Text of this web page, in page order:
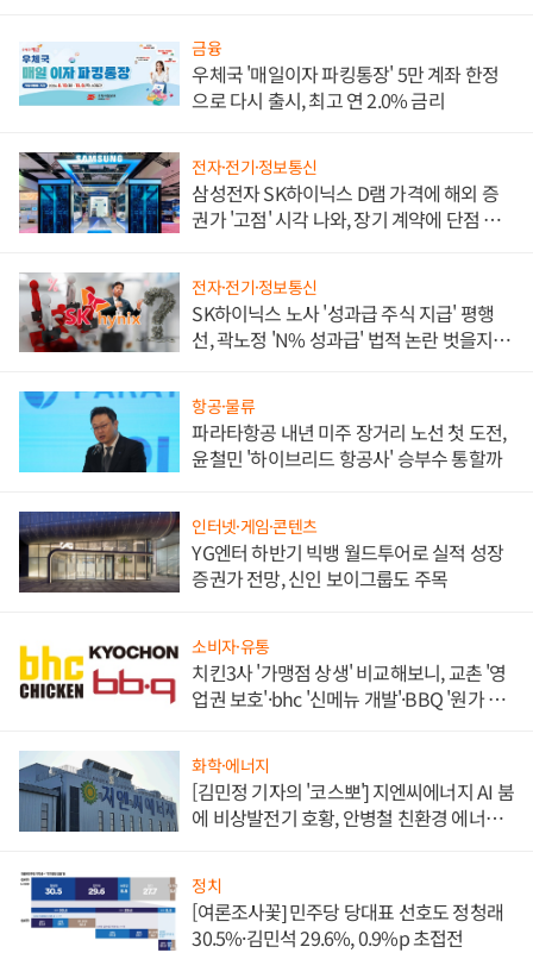
금융
우체국 '매일이자 파킹통장' 5만 계좌 한정
으로 다시 출시, 최고 연 2.0% 금리
전자·전기·정보통신
삼성전자 SK하이닉스 D램 가격에 해외 증
권가 '고점' 시각 나와, 장기 계약에 단점 부
전자·전기·정보통신
SK하이닉스 노사 '성과급 주식 지급' 평행
선, 곽노정 'N% 성과급' 법적 논란 벗을지 주
항공·물류
파라타항공 내년 미주 장거리 노선 첫 도전,
윤철민 '하이브리드 항공사' 승부수 통할까
인터넷·게임·콘텐츠
YG엔터 하반기 빅뱅 월드투어로 실적 성장
증권가 전망, 신인 보이그룹도 주목
소비자·유통
치킨3사 '가맹점 상생' 비교해보니, 교촌 '영
업권 보호'·bhc '신메뉴 개발'·BBQ '원가 부
화학·에너지
[김민정 기자의 '코스뽀'] 지엔씨에너지 AI 붐
에 비상발전기 호황, 안병철 친환경 에너지
정치
[여론조사꽃] 민주당 당대표 선호도 정청래
30.5%·김민석 29.6%, 0.9%p 초접전